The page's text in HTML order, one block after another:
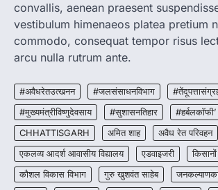
3
CHHATTISGARH
CG : मुख्यमंत्री विष्णुदेव
छत्तीसगढ़ को बड़ी उपलब्धि
More Khabar
हरित विकास और किसानों की
CHHATTISGARH
CG : पांच माह की अनुष्का
जीवन, चिरायु योजना से
More Khabar August
convallis, aenean praesent
vestibulum himenaeos platea pretium
commodo, consequat tempor risus
arcu nulla rutrum ante.
#अवैधरेतउत्खनन #जलसंसाधनविभाग
#मुख्यमंत्रीविष्णुदेवसाय
#सुशासनतिहार
#हर्बलकॉफी’
CHHATTISGARH
अमित शाह अवैध रेत परिवहन
एकलव्य आदर्श आवासीय विद्यालय
एडवाइजरी
किसानों
कौशल विकास विभाग
गुरु खुशवंत साहेब